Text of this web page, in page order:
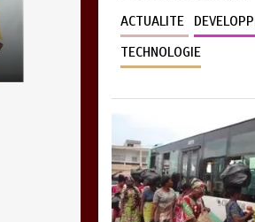
ACTUALITE
TECHNOLOGIE